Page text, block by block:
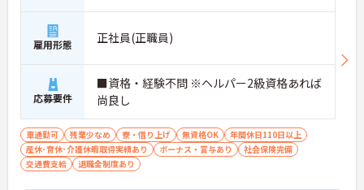
雇用形態 正社員(正職員)
応募要件
■資格・経験不問 ※ヘルパー2級資格あれば
尚良し
車通勤可 残業少なめ 寮・借り上げ 無資格OK
年間休日110日以上
産休･育休･介護休暇取得実績あり
ボーナス・賞与あり
社会保険完備
交通費支給
退職金制度あり